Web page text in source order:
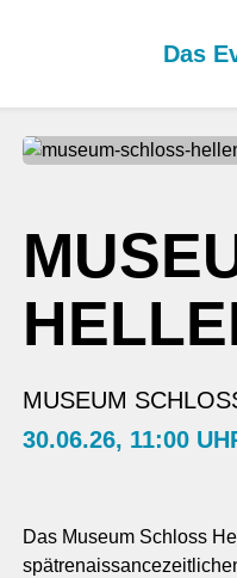
Das
MUSEUM
30.06.26, 11:00
Das Museum Schloss